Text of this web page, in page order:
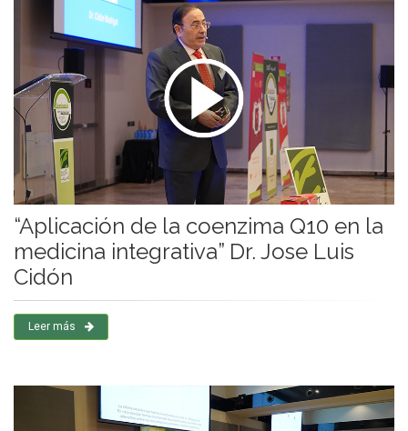
“Aplicación de la coenzima Q10 en la
medicina integrativa” Dr. Jose Luis
Cidón
Leer más